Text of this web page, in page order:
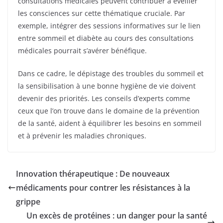
les consciences sur cette thématique cruciale. Par
exemple, intégrer des sessions informatives sur le lien
entre sommeil et diabète au cours des consultations
médicales pourrait s’avérer bénéfique.
Dans ce cadre, le dépistage des troubles du sommeil et
la sensibilisation à une bonne hygiène de vie doivent
devenir des priorités. Les conseils d’experts comme
ceux que l’on trouve dans le domaine de la prévention
de la santé, aident à équilibrer les besoins en sommeil
et à prévenir les maladies chroniques.
Innovation thérapeutique : De nouveaux
médicaments pour contrer les résistances à la
grippe
Un excès de protéines : un danger pour la santé